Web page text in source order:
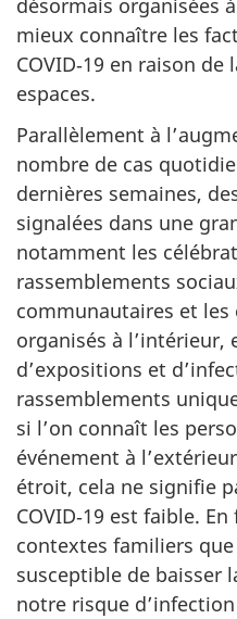
mieux connaître les
COVID‑19 en raison
espaces.
Parallèlement à
nombre de cas
dernières semaines,
signalées dans une
notamment les
rassemblements
communautaires et les
organisés à
d’expositions et
rassemblements
si l’on connaît les
événement à
étroit, cela ne signifie
COVID‑19 est faible.
contextes familiers
susceptible de baisser
notre risque